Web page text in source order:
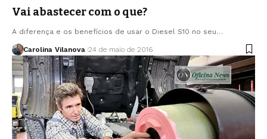
Vai abastecer com o que?
A diferença e os benefícios de usar o Diesel S10 no seu…
Carolina Vilanova 24 de maio de 2016